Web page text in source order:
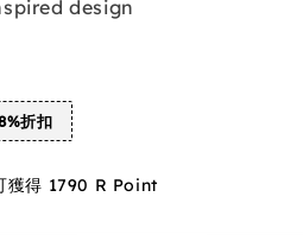
design
折扣
獲得 1790 R Point